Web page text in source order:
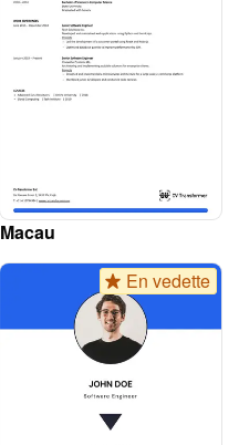
Macau
En vedette